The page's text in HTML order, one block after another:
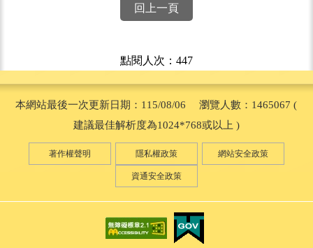
回上一頁
點閱人次：447
本網站最後一次更新日期：115/08/06 瀏覽人數：1465067 (
建議最佳解析度為1024*768或以上 )
著作權聲明 隱私權政策 網站安全政策
資通安全政策